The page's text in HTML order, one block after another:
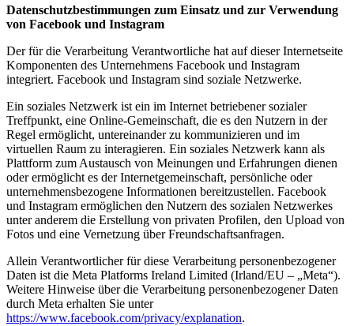
Datenschutzbestimmungen zum Einsatz und zur Verwendung
von Facebook und Instagram
Der für die Verarbeitung Verantwortliche hat auf dieser Internetseite
Komponenten des Unternehmens Facebook und Instagram
integriert. Facebook und Instagram sind soziale Netzwerke.
Ein soziales Netzwerk ist ein im Internet betriebener sozialer
Treffpunkt, eine Online-Gemeinschaft, die es den Nutzern in der
Regel ermöglicht, untereinander zu kommunizieren und im
virtuellen Raum zu interagieren. Ein soziales Netzwerk kann als
Plattform zum Austausch von Meinungen und Erfahrungen dienen
oder ermöglicht es der Internetgemeinschaft, persönliche oder
unternehmensbezogene Informationen bereitzustellen. Facebook
und Instagram ermöglichen den Nutzern des sozialen Netzwerkes
unter anderem die Erstellung von privaten Profilen, den Upload von
Fotos und eine Vernetzung über Freundschaftsanfragen.
Allein Verantwortlicher für diese Verarbeitung personenbezogener
Daten ist die Meta Platforms Ireland Limited (Irland/EU – „Meta“).
Weitere Hinweise über die Verarbeitung personenbezogener Daten
durch Meta erhalten Sie unter
https://www.facebook.com/privacy/explanation.